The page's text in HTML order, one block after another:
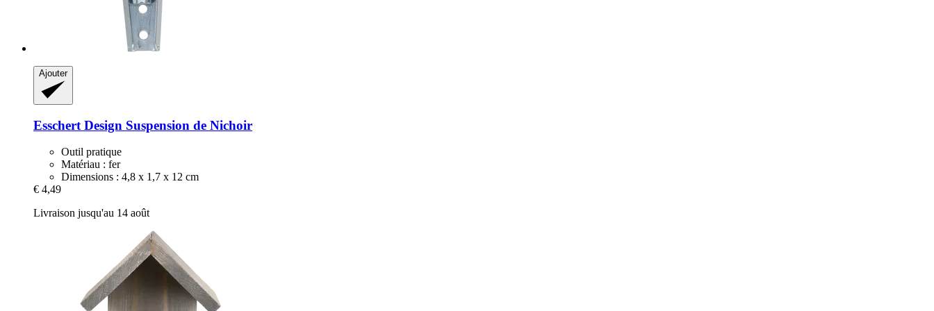
Ajouter
Esschert Design Suspension de Nichoir
Outil pratique
Matériau : fer
Dimensions : 4,8 x 1,7 x 12 cm
€ 4,49
Livraison jusqu'au 14 août